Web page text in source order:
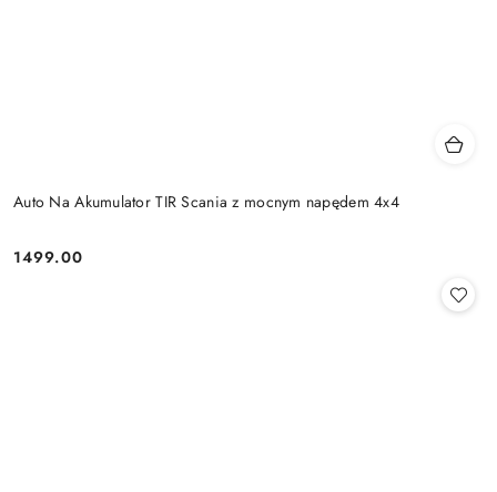
Auto Na Akumulator TIR Scania z mocnym napędem 4x4
Cena:
1499.00